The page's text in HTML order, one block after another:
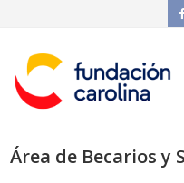
Área de Becarios y